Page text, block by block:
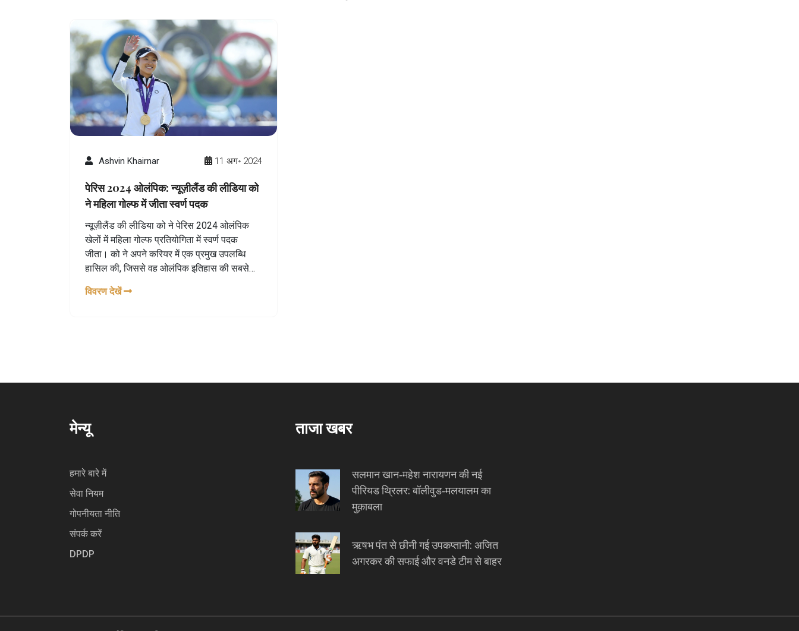
Ashvin Khairnar 11 अग॰ 2024
पेरिस 2024 ओलंपिक: न्यूज़ीलैंड की लीडिया को
ने महिला गोल्फ में जीता स्वर्ण पदक
न्यूज़ीलैंड की लीडिया को ने पेरिस 2024 ओलंपिक
खेलों में महिला गोल्फ प्रतियोगिता में स्वर्ण पदक
जीता। को ने अपने करियर में एक प्रमुख उपलब्धि
हासिल की, जिससे वह ओलंपिक इतिहास की सबसे
निरंतरता के साथ आत्मविश्वासपूर्ण प्रदर्शन किया और
विवरण देखें
मेन्यू
हमारे बारे में
सेवा नियम
गोपनीयता नीति
संपर्क करें
DPDP
ताजा खबर
सलमान खान‑महेश नारायणन की नई
पीरियड थ्रिलर: बॉलीवुड‑मलयालम का
मुक़ाबला
ऋषभ पंत से छीनी गई उपकप्तानी: अजित
अगरकर की सफाई और वनडे टीम से बाहर